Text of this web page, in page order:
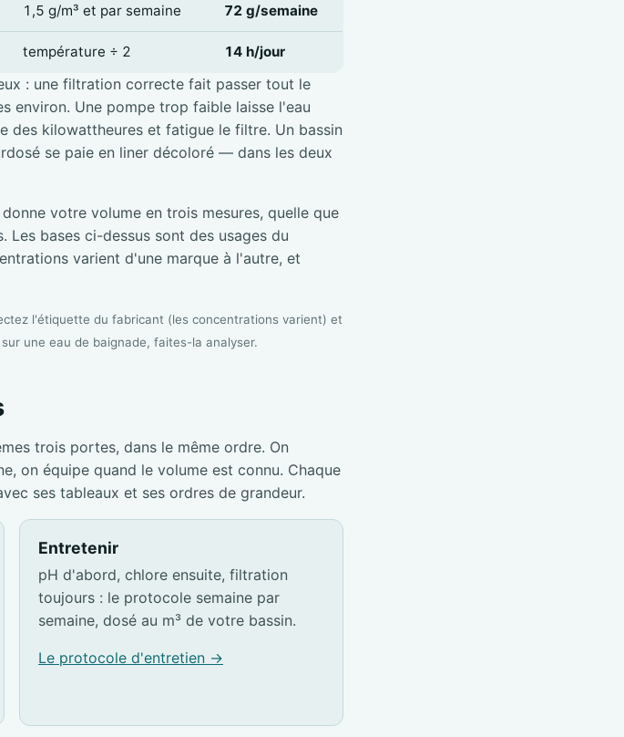
1,5 g/m³ et par semaine 72 g/semaine
température ÷ 2 14 h/jour
: une filtration correcte fait passer tout le
environ. Une pompe trop faible laisse l'eau
kilowattheures et fatigue le filtre. Un bassin
se paie en liner décoloré — dans les deux
donne votre volume en trois mesures, quelle que
bases ci-dessus sont des usages du
varient d'une marque à l'autre, et
l'étiquette du fabricant (les concentrations varient) et
une eau de baignade, faites-la analyser.
trois portes, dans le même ordre. On
on équipe quand le volume est connu. Chaque
ses tableaux et ses ordres de grandeur.
Entretenir
pH d'abord, chlore ensuite, filtration
toujours : le protocole semaine par
semaine, dosé au m³ de votre bassin.
Le protocole d'entretien →